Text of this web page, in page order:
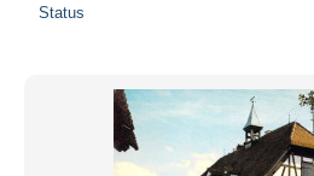
Status